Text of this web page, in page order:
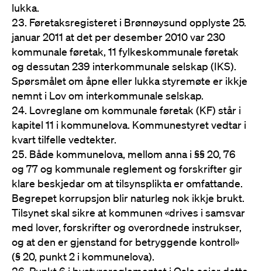
lukka.
Føretaksregisteret i Brønnøysund opplyste 25.
januar 2011 at det per desember 2010 var 230
kommunale føretak, 11 fylkeskommunale føretak
og dessutan 239 interkommunale selskap (IKS).
Spørsmålet om åpne eller lukka styremøte er ikkje
nemnt i Lov om interkommunale selskap.
Lovreglane om kommunale føretak (KF) står i
kapitel 11 i kommunelova. Kommunestyret vedtar i
kvart tilfelle vedtekter.
Både kommunelova, mellom anna i §§ 20, 76
og 77 og kommunale reglement og forskrifter gir
klare beskjedar om at tilsynsplikta er omfattande.
Begrepet korrupsjon blir naturleg nok ikkje brukt.
Tilsynet skal sikre at kommunen «drives i samsvar
med lover, forskrifter og overordnede instrukser,
og at den er gjenstand for betryggende kontroll»
(§ 20, punkt 2 i kommunelova).